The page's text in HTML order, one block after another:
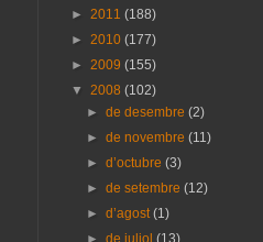
► 2011 (188)
► 2010 (177)
► 2009 (155)
▼ 2008 (102)
►de desembre(2)
►de novembre(11)
►d’octubre(3)
►de setembre(12)
►d’agost(1)
►de juliol(13)